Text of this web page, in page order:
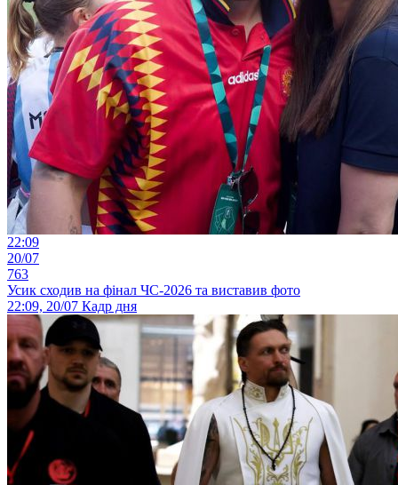
22:09
20/07
763
Усик сходив на фінал ЧС-2026 та виставив фото
22:09, 20/07 Кадр дня